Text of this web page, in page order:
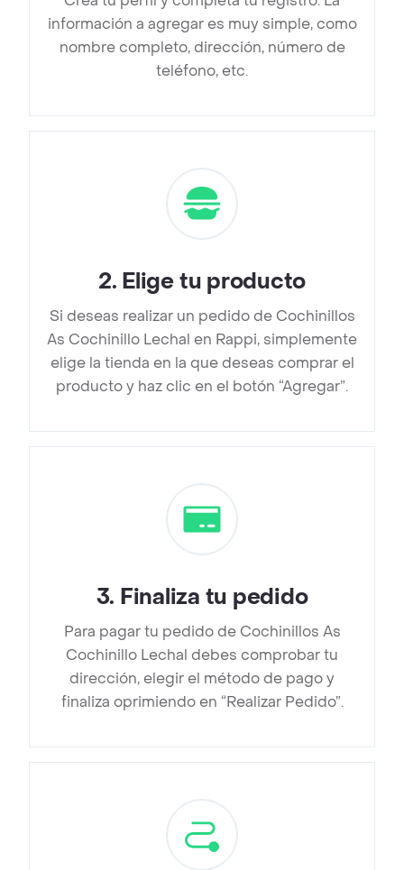
información a agregar es muy simple, como
nombre completo, dirección, número de
teléfono, etc.
2. Elige tu producto
Si deseas realizar un pedido de Cochinillos
As Cochinillo Lechal en Rappi, simplemente
elige la tienda en la que deseas comprar el
producto y haz clic en el botón “Agregar”.
3. Finaliza tu pedido
Para pagar tu pedido de Cochinillos As
Cochinillo Lechal debes comprobar tu
dirección, elegir el método de pago y
finaliza oprimiendo en “Realizar Pedido”.